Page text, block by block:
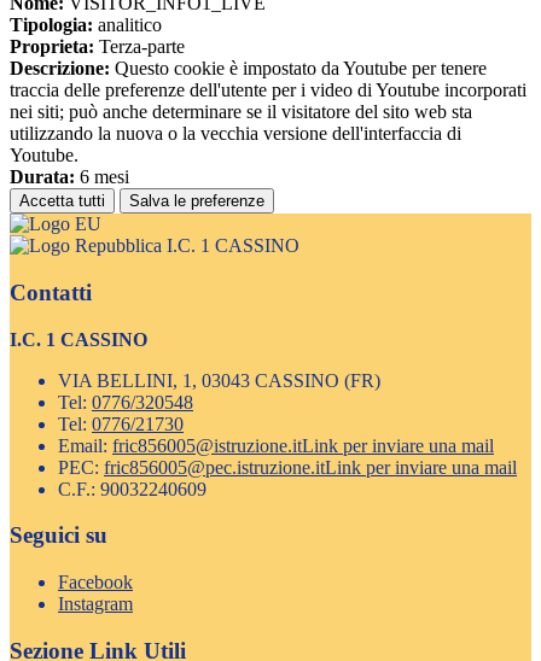
Tipologia: analitico
Proprieta: Terza-parte
Descrizione: Questo cookie è impostato da Youtube per tenere
traccia delle preferenze dell'utente per i video di Youtube incorporati
nei siti; può anche determinare se il visitatore del sito web sta
utilizzando la nuova o la vecchia versione dell'interfaccia di
Youtube.
Durata: 6 mesi
Accetta tutti Salva le preferenze
I.C. 1 CASSINO
Contatti
I.C. 1 CASSINO
VIA BELLINI, 1, 03043 CASSINO (FR)
Tel: 0776/320548
Tel: 0776/21730
Email: fric856005@istruzione.itLink per inviare una mail
PEC: fric856005@pec.istruzione.itLink per inviare una mail
C.F.: 90032240609
Seguici su
Facebook
Instagram
Sezione Link Utili